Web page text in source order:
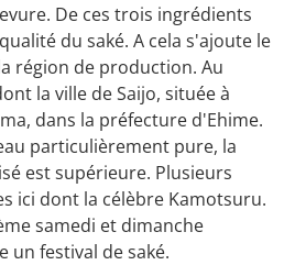
De ces trois ingrédients
du saké. A cela s'ajoute le
région de production. Au
la ville de Saijo, située à
dans la préfecture d'Ehime.
particulièrement pure, la
est supérieure. Plusieurs
ici dont la célèbre Kamotsuru.
samedi et dimanche
un festival de saké.